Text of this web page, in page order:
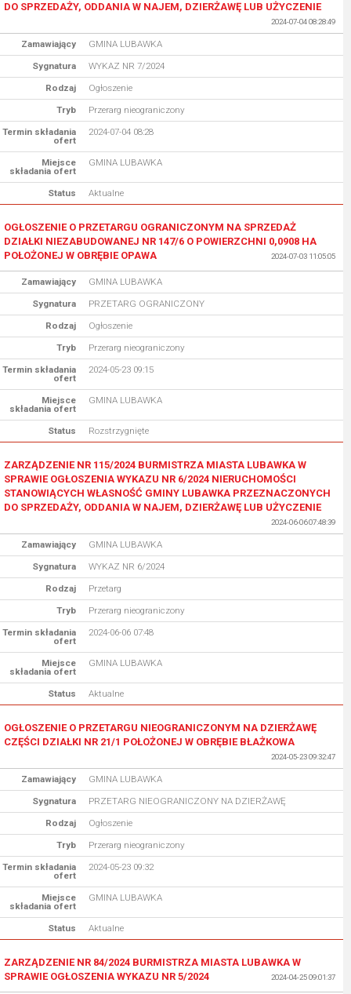
DO SPRZEDAŻY, ODDANIA W NAJEM, DZIERŻAWĘ LUB UŻYCZENIE
2024-07-04 08:28:49
Zamawiający
GMINA LUBAWKA
Sygnatura
WYKAZ NR 7/2024
Rodzaj
Ogłoszenie
Tryb
Przerarg nieograniczony
Termin składania
ofert
2024-07-04 08:28
Miejsce
składania ofert
GMINA LUBAWKA
Status Aktualne
OGŁOSZENIE O PRZETARGU OGRANICZONYM NA SPRZEDAŻ
DZIAŁKI NIEZABUDOWANEJ NR 147/6 O POWIERZCHNI 0,0908 HA
POŁOŻONEJ W OBRĘBIE OPAWA
2024-07-03 11:05:05
Zamawiający
GMINA LUBAWKA
Sygnatura
PRZETARG OGRANICZONY
Rodzaj
Ogłoszenie
Tryb
Przerarg nieograniczony
Termin składania
ofert
2024-05-23 09:15
Miejsce
składania ofert
GMINA LUBAWKA
Status Rozstrzygnięte
ZARZĄDZENIE NR 115/2024 BURMISTRZA MIASTA LUBAWKA W
SPRAWIE OGŁOSZENIA WYKAZU NR 6/2024 NIERUCHOMOŚCI
STANOWIĄCYCH WŁASNOŚĆ GMINY LUBAWKA PRZEZNACZONYCH
DO SPRZEDAŻY, ODDANIA W NAJEM, DZIERŻAWĘ LUB UŻYCZENIE
2024-06-06 07:48:39
Zamawiający
GMINA LUBAWKA
Sygnatura
WYKAZ NR 6/2024
Rodzaj
Przetarg
Tryb
Przerarg nieograniczony
Termin składania
ofert
2024-06-06 07:48
Miejsce
składania ofert
GMINA LUBAWKA
Status Aktualne
OGŁOSZENIE O PRZETARGU NIEOGRANICZONYM NA DZIERŻAWĘ
CZĘŚCI DZIAŁKI NR 21/1 POŁOŻONEJ W OBRĘBIE BŁAŻKOWA
2024-05-23 09:32:47
Zamawiający
GMINA LUBAWKA
Sygnatura
PRZETARG NIEOGRANICZONY NA DZIERŻAWĘ
Rodzaj
Ogłoszenie
Tryb
Przerarg nieograniczony
Termin składania
ofert
2024-05-23 09:32
Miejsce
składania ofert
GMINA LUBAWKA
Status Aktualne
ZARZĄDZENIE NR 84/2024 BURMISTRZA MIASTA LUBAWKA W
SPRAWIE OGŁOSZENIA WYKAZU NR 5/2024
2024-04-25 09:01:37